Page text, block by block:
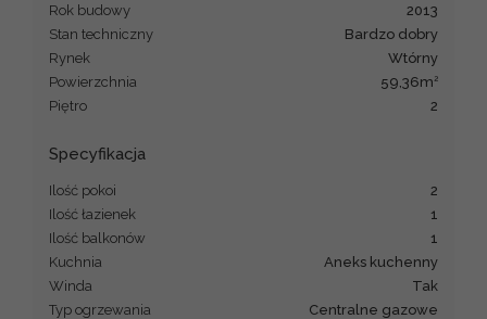
Rok budowy
2013
Stan techniczny
Bardzo dobry
Rynek
Wtórny
Powierzchnia
59,36m 2
Piętro 2
Specyfikacja
Ilość pokoi
2
Ilość łazienek
1
Ilość balkonów
1
Kuchnia
Aneks kuchenny
Winda
Tak
Typ ogrzewania
Centralne gazowe